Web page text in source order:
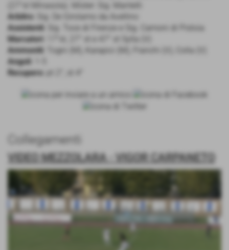
(27°st Minasola). Mister: Sig. Mantelli
Arbitro : Sig. De Girolamo da Avellino
Assistenti
: Sig. Toce di Firenze e Sig. Camoni di Pistoia
Marcatori
Ammoniti
: Togni (M), Karapici (M), Franchi (V), Colla (V)
Angoli
Recupero
Collegamenti
VIDEO MEZZOLARA - VIGOR CARPANETO